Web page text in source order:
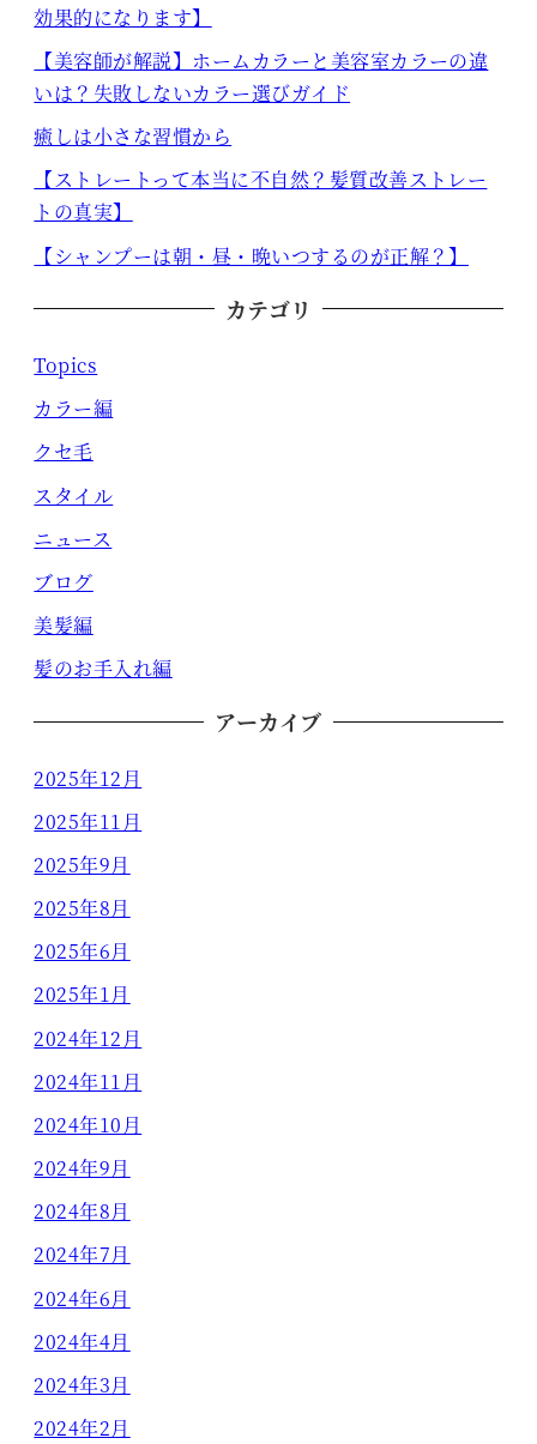
効果的になります】
【美容師が解説】ホームカラーと美容室カラーの違
いは？失敗しないカラー選びガイド
癒しは小さな習慣から
【ストレートって本当に不自然？髪質改善ストレー
トの真実】
【シャンプーは朝・昼・晩いつするのが正解？】
カテゴリ
Topics
カラー編
クセ毛
スタイル
ニュース
ブログ
美髪編
髪のお手入れ編
アーカイブ
2025年12月
2025年11月
2025年9月
2025年8月
2025年6月
2025年1月
2024年12月
2024年11月
2024年10月
2024年9月
2024年8月
2024年7月
2024年6月
2024年4月
2024年3月
2024年2月